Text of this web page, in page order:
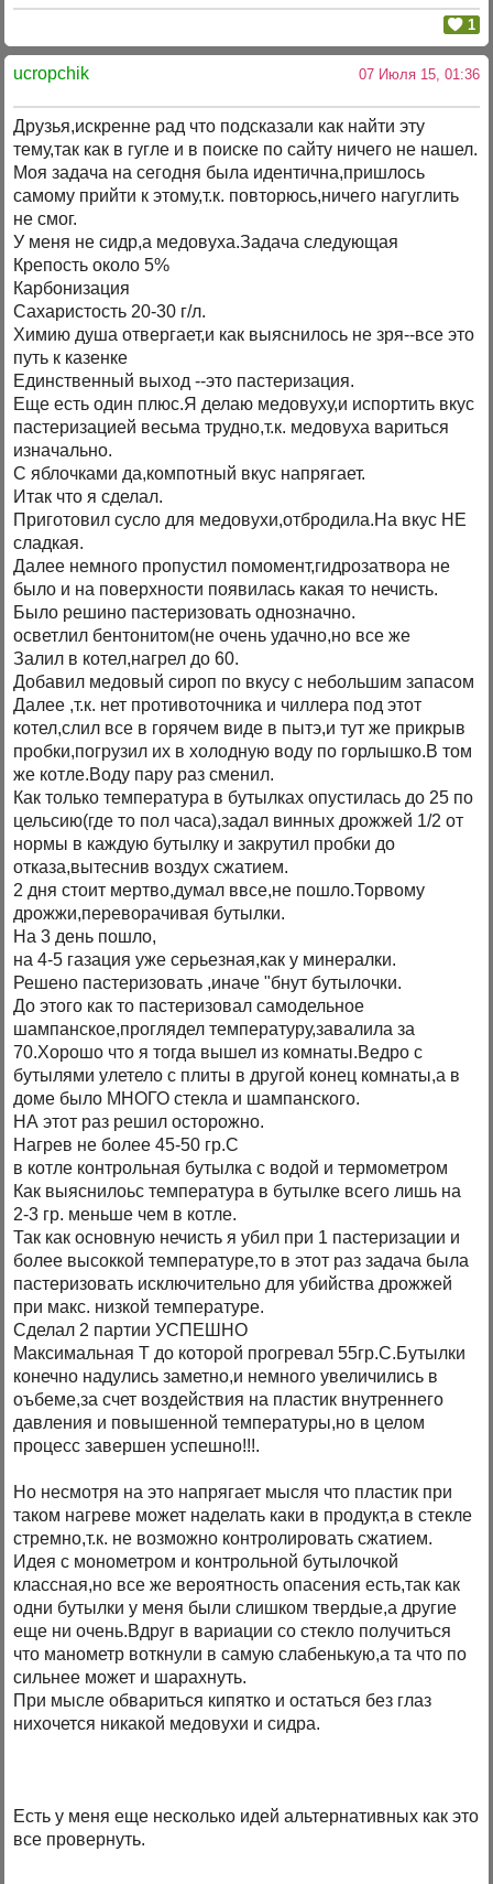
1
uсropchik 07 Июля 15, 01:36
Друзья,искренне рад что подсказали как найти эту
тему,так как в гугле и в поиске по сайту ничего не нашел.
Моя задача на сегодня была идентична,пришлось
самому прийти к этому,т.к. повторюсь,ничего нагуглить
не смог.
У меня не сидр,а медовуха.Задача следующая
Крепость около 5%
Карбонизация
Сахаристость 20-30 г/л.
Химию душа отвергает,и как выяснилось не зря--все это
путь к казенке
Единственный выход --это пастеризация.
Еще есть один плюс.Я делаю медовуху,и испортить вкус
пастеризацией весьма трудно,т.к. медовуха вариться
изначально.
С яблочками да,компотный вкус напрягает.
Итак что я сделал.
Приготовил сусло для медовухи,отбродила.На вкус НЕ
сладкая.
Далее немного пропустил помомент,гидрозатвора не
было и на поверхности появилась какая то нечисть.
Было решино пастеризовать однозначно.
осветлил бентонитом(не очень удачно,но все же
Залил в котел,нагрел до 60.
Добавил медовый сироп по вкусу с небольшим запасом
Далее ,т.к. нет противоточника и чиллера под этот
котел,слил все в горячем виде в пытэ,и тут же прикрыв
пробки,погрузил их в холодную воду по горлышко.В том
же котле.Воду пару раз сменил.
Как только температура в бутылках опустилась до 25 по
цельсию(где то пол часа),задал винных дрожжей 1/2 от
нормы в каждую бутылку и закрутил пробки до
отказа,вытеснив воздух сжатием.
2 дня стоит мертво,думал ввсе,не пошло.Торвому
дрожжи,переворачивая бутылки.
На 3 день пошло,
на 4-5 газация уже серьезная,как у минералки.
Решено пастеризовать ,иначе "бнут бутылочки.
До этого как то пастеризовал самодельное
шампанское,проглядел температуру,завалила за
70.Хорошо что я тогда вышел из комнаты.Ведро с
бутылями улетело с плиты в другой конец комнаты,а в
доме было МНОГО стекла и шампанского.
НА этот раз решил осторожно.
Нагрев не более 45-50 гр.С
в котле контрольная бутылка с водой и термометром
Как выяснилоьс температура в бутылке всего лишь на
2-3 гр. меньше чем в котле.
Так как основную нечисть я убил при 1 пастеризации и
более высоккой температуре,то в этот раз задача была
пастеризовать исключительно для убийства дрожжей
при макс. низкой температуре.
Сделал 2 партии УСПЕШНО
Максимальная Т до которой прогревал 55гр.С.Бутылки
конечно надулись заметно,и немного увеличились в
оъбеме,за счет воздействия на пластик внутреннего
давления и повышенной температуры,но в целом
процесс завершен успешно!!!.
Но несмотря на это напрягает мысля что пластик при
таком нагреве может наделать каки в продукт,а в стекле
стремно,т.к. не возможно контролировать сжатием.
Идея с монометром и контрольной бутылочкой
классная,но все же вероятность опасения есть,так как
одни бутылки у меня были слишком твердые,а другие
еще ни очень.Вдруг в вариации со стекло получиться
что манометр воткнули в самую слабенькую,а та что по
сильнее может и шарахнуть.
При мысле обвариться кипятко и остаться без глаз
нихочется никакой медовухи и сидра.
Есть у меня еще несколько идей альтернативных как это
все провернуть.